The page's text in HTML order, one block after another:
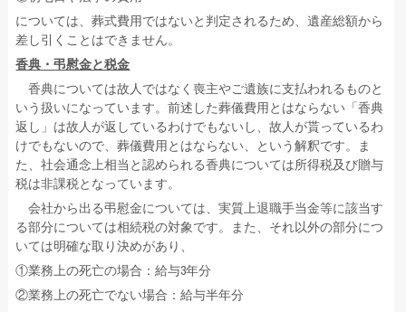
については、葬式費用ではないと判定されるため、遺産総額から
差し引くことはできません。
香典・弔慰金と税金
香典については故人ではなく喪主やご遺族に支払われるものと
いう扱いになっています。前述した葬儀費用とはならない「香典
返し」は故人が返しているわけでもないし、故人が貰っているわ
けでもないので、葬儀費用とはならない、という解釈です。ま
た、社会通念上相当と認められる香典については所得税及び贈与
税は非課税となっています。
会社から出る弔慰金については、実質上退職手当金等に該当す
る部分については相続税の対象です。また、それ以外の部分につ
いては明確な取り決めがあり、
①業務上の死亡の場合：給与3年分
②業務上の死亡でない場合：給与半年分